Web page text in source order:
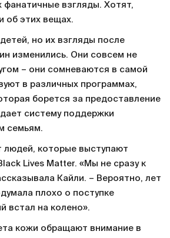
фанатичные взгляды. Хотят,
об этих вещах.
но их взгляды после
изменились. Они совсем не
– они сомневаются в самой
в различных программах,
борется за предоставление
систему поддержки
семьям.
людей, которые выступают
Lives Matter. «Мы не сразу к
Кайли. – Вероятно, лет
плохо о поступке
встал на колено».
кожи обращают внимание в